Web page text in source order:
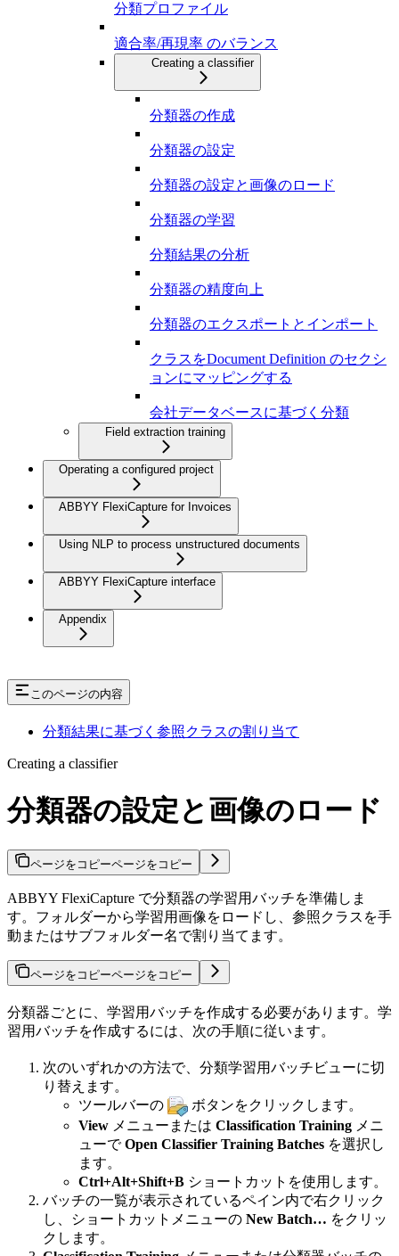
分類プロファイル
適合率/再現率 のバランス
Creating a classifier
分類器の作成
分類器の設定
分類器の設定と画像のロード
分類器の学習
分類結果の分析
分類器の精度向上
分類器のエクスポートとインポート
クラスをDocument Definition のセクシ
ョンにマッピングする
会社データベースに基づく分類
Field extraction training
Operating a configured project
ABBYY FlexiCapture for Invoices
Using NLP to process unstructured documents
ABBYY FlexiCapture interface
Appendix
このページの内容
分類結果に基づく参照クラスの割り当て
Creating a classifier
分類器の設定と画像のロード
ページをコピーページをコピー
ABBYY FlexiCapture で分類器の学習用バッチを準備しま
す。フォルダーから学習用画像をロードし、参照クラスを手
動またはサブフォルダー名で割り当てます。
ページをコピーページをコピー
分類器ごとに、学習用バッチを作成する必要があります。学
習用バッチを作成するには、次の手順に従います。
次のいずれかの方法で、分類学習用バッチビューに切
り替えます。
ツールバーの
ボタンをクリックします。
View メニューまたは Classification Training メニ
ューでOpen Classifier Training Batches を選択し
ます。
Ctrl+Alt+Shift+B ショートカットを使用します。
バッチの一覧が表示されているペイン内で右クリック
し、ショートカットメニューの New Batch… をクリッ
クします。